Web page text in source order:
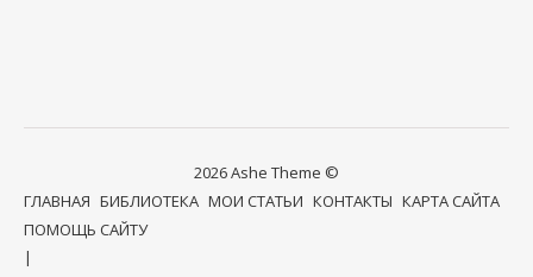
2026 Ashe Theme ©
ГЛАВНАЯ БИБЛИОТЕКА МОИ СТАТЬИ КОНТАКТЫ КАРТА САЙТА
ПОМОЩЬ САЙТУ